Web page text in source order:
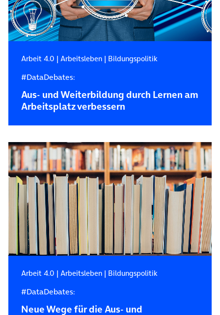
Arbeit 4.0 | Arbeitsleben| Bildungspolitik
#DataDebates:
Aus- und Weiterbildung durch Lernen am
Arbeitsplatz verbessern
Arbeit 4.0 | Arbeitsleben| Bildungspolitik
#DataDebates:
Neue Wege für die Aus- und